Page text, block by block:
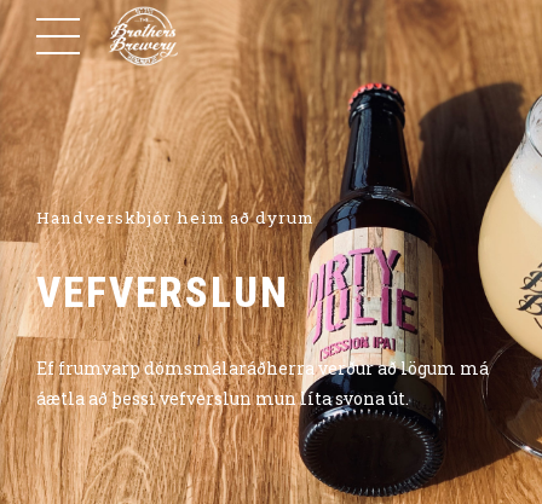
Handverskbjór heim að dyrum
VEFVERSLUN
Ef frumvarp dómsmálaráðherra verður að lögum má
áætla að þessi vefverslun mun líta svona út.